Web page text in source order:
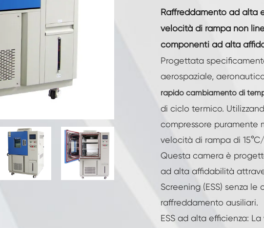
Camera di umidità termica
Macchina per prove di stabilità termica
Camera di riscaldamento umida per moduli
fotovoltaici
Camera di prova del clima e della
temperatura
Camera di prova di resistenza al
congelamento
Camera di prova della temperatura calda e
Camera per ambienti freddi
Raffreddamento ad alta
velocità di rampa non
componenti ad alta
Progettata
aerospaziale,
rapido cambiamento di
di ciclo termico.
compressore puramente
velocità di rampa di
Questa camera è
ad alta affidabilità
Screening (ESS) senza
raffreddamento ausiliari.
ESS ad alta efficienza: